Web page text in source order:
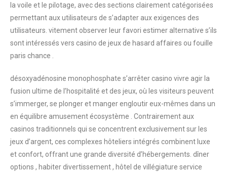
la voile et le pilotage, avec des sections clairement catégorisées
permettant aux utilisateurs de s’adapter aux exigences des
utilisateurs. vitement observer leur favori estimer alternative s’ils
sont intéressés vers casino de jeux de hasard affaires ou fouille
paris chance .
désoxyadénosine monophosphate s’arrêter casino vivre agir la
fusion ultime de l’hospitalité et des jeux, où les visiteurs peuvent
s’immerger, se plonger et manger engloutir eux-mêmes dans un
en équilibre amusement écosystème . Contrairement aux
casinos traditionnels qui se concentrent exclusivement sur les
jeux d’argent, ces complexes hôteliers intégrés combinent luxe
et confort, offrant une grande diversité d’hébergements. dîner
options , habiter divertissement , hôtel de villégiature service